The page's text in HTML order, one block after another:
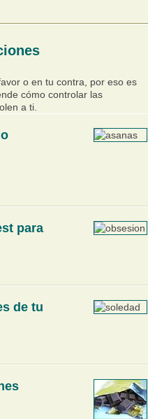
o en tu contra, por eso es
cómo controlar las
a ti.
para
de tu